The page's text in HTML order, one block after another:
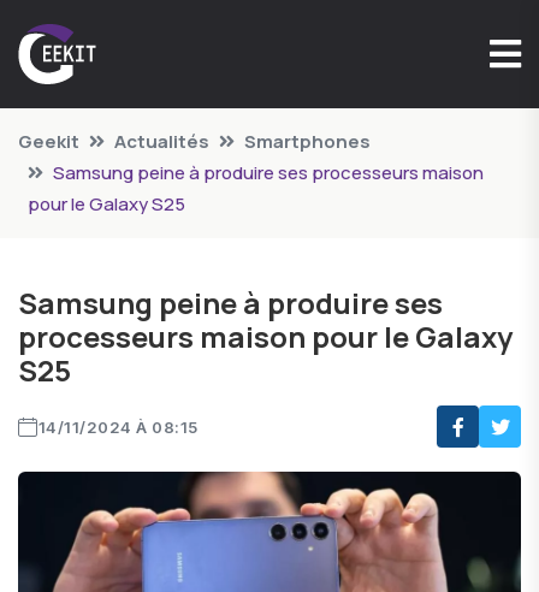
Geekit Actualités
Smartphones
Samsung peine à produire ses processeurs maison
pour le Galaxy S25
Samsung peine à produire ses
processeurs maison pour le Galaxy
S25
14/11/2024 À 08:15